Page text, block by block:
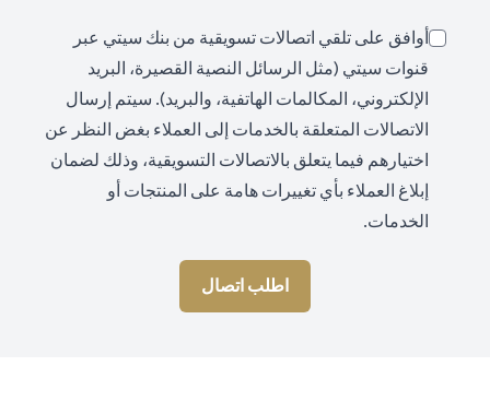
أوافق على تلقي اتصالات تسويقية من بنك سيتي عبر
قنوات سيتي (مثل الرسائل النصية القصيرة، البريد
الإلكتروني، المكالمات الهاتفية، والبريد). سيتم إرسال
الاتصالات المتعلقة بالخدمات إلى العملاء بغض النظر عن
اختيارهم فيما يتعلق بالاتصالات التسويقية، وذلك لضمان
إبلاغ العملاء بأي تغييرات هامة على المنتجات أو
الخدمات.
اطلب اتصال